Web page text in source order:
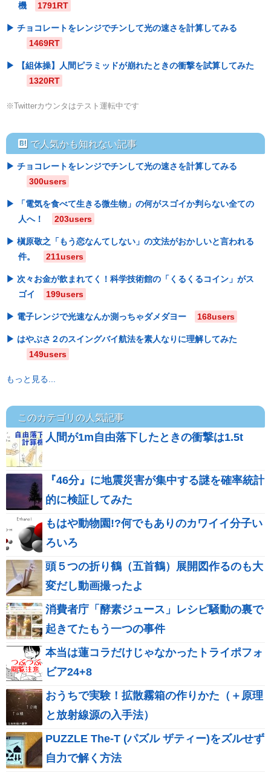
機
1791RT
チョコレートをレンジでチンして光の速さを計算してみる
1469RT
【組体操】人間ピラミッドが崩れたときの衝撃を試算してみた
1320RT
※Twitterカウンタはテスト運転中です
hatebu で人気かも知れない記事
チョコレートをレンジでチンして光の速さを計算してみる
300users
「電気を食べて生きる微生物」の何がスゴイか判らない全ての
人へ！
203users
槇原敬之「もう恋なんてしない」の文法がおかしいと言われる
件。
211users
次々お金が飲まれてく！科学技術館の「くるくるコイン」がス
ゴイ
199users
電子レンジで光速なんか測っちゃダメダヨー 168users
はやぶさ２のスイングバイ航法を素人なりに理解してみた
149users
もっと見る...
このカテゴリの人気記事
人間が1m自由落下したときの衝撃は1.5t
『46分』に地震災害が集中する謎を確率統計
的に検証してみた
もはや動物園!?何でもありのカワイイ分子い
ろいろ
頭５つの折り鶴（五首鶴）展開図作るのも大
変だし動画撮ったよ
消費者庁「酵素ジュース」レシピ騒動の裏で
起きてたもう一つの事件
本当は蓮コラだけじゃなかったトライポフォ
ビア24+8
おうちで実験！拡散霧箱の作りかた（＋原理
と放射線源の入手法）
PUZZLE The-T (パズル ザティー)をズルせず
自力で解く方法